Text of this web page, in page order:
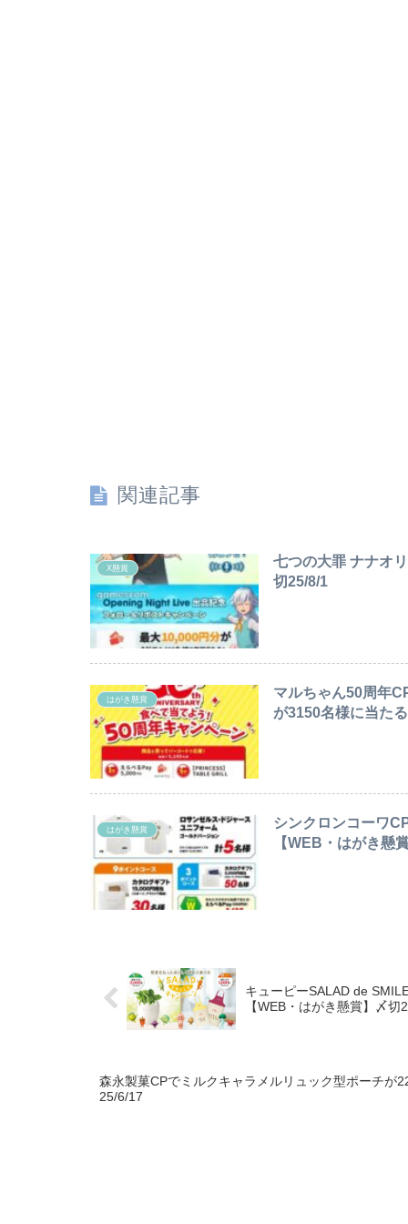
関連記事
X懸賞
七つの大罪 ナナオ
切25/8/1
はがき懸賞
マルちゃん50周年
が3150名様に当た
はがき懸賞
シンクロンコーワ
【WEB・はがき懸
キューピーSALAD de
【WEB・はがき懸賞】〆切
森永製菓CPでミルクキャラメルリュック型ポーチが
25/6/17